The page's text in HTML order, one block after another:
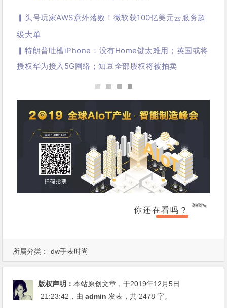
所属分类： dw手表时尚
▎头号玩家AWS意外落败！微软获100亿美元云服务超
级大单
▎特朗普吐槽iPhone：没有Home键太难用；英国或将
授权华为接入5G网络；知豆全部股权将被拍卖
你还在看吗？
版权声明：本站原创文章，于2019年12月5日
21:23:42 ，由admin 发表，共 2478 字。